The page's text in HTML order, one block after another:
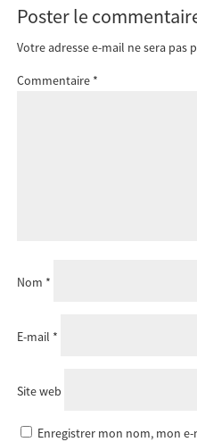
Poster le
Votre adresse e-mail ne sera pas
Commentaire *
Nom *
E-mail *
Site web
Enregistrer mon nom, mon